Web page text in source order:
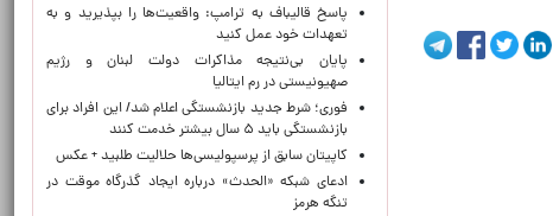
پاسخ قالیباف به ترامپ: واقعیت‌ها را بپذیرید و به
تعهدات خود عمل کنید
پایان بی‌نتیجه مذاکرات دولت لبنان و رژیم
صهیونیستی در رم ایتالیا
فوری؛ شرط جدید بازنشستگی اعلام شد/ این افراد برای
بازنشستگی باید ۵ سال بیشتر خدمت کنند
کاپیتان سابق از پرسپولیسی‌ها حلالیت طلبید + عکس
ادعای شبکه «الحدث» درباره ایجاد گذرگاه موقت در
تنگه هرمز